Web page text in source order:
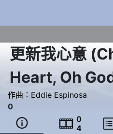
更新我心意 (
Heart, Oh
作曲： Eddie Espinosa
0
  0
4
